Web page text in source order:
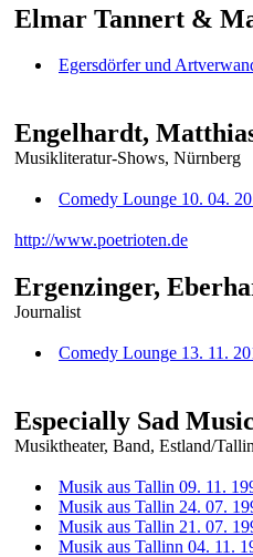
Elmar Tannert &
Egersdörfer und
Engelhardt,
Musikliteratur-Shows, Nürnberg
Comedy Lounge 10. 04.
http://www.poetrioten.de
Ergenzinger,
Journalist
Comedy Lounge 13. 11.
Especially Sad
Musiktheater, Band, Estland/Tallin
Musik aus Tallin 09. 11.
Musik aus Tallin 24. 07.
Musik aus Tallin 21. 07.
Musik aus Tallinn 04. 11.